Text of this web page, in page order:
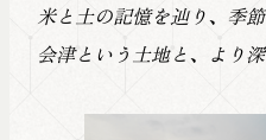
米と土の記憶を辿り、季
会津という土地と、より